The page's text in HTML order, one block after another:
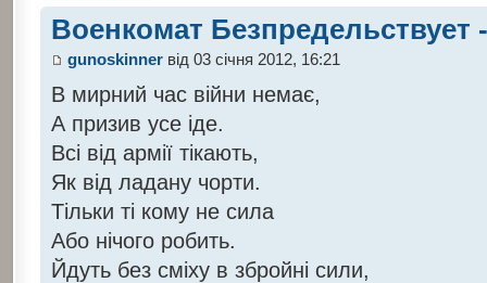
Военкомат Безпредельствует
gunoskinnerвід 03 січня 2012, 16:21
В мирний час війни немає,
А призив усе іде.
Всі від армії тікають,
Як від ладану чорти.
Тільки ті кому не сила
Або нічого робить.
Йдуть без сміху в збройні сили,